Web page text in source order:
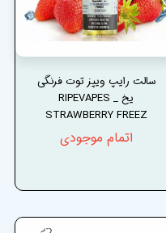
سالت رایپ ویپز توت فرنگی
یخ _ RIPEVAPES
STRAWBERRY FREEZ
اتمام موجودی